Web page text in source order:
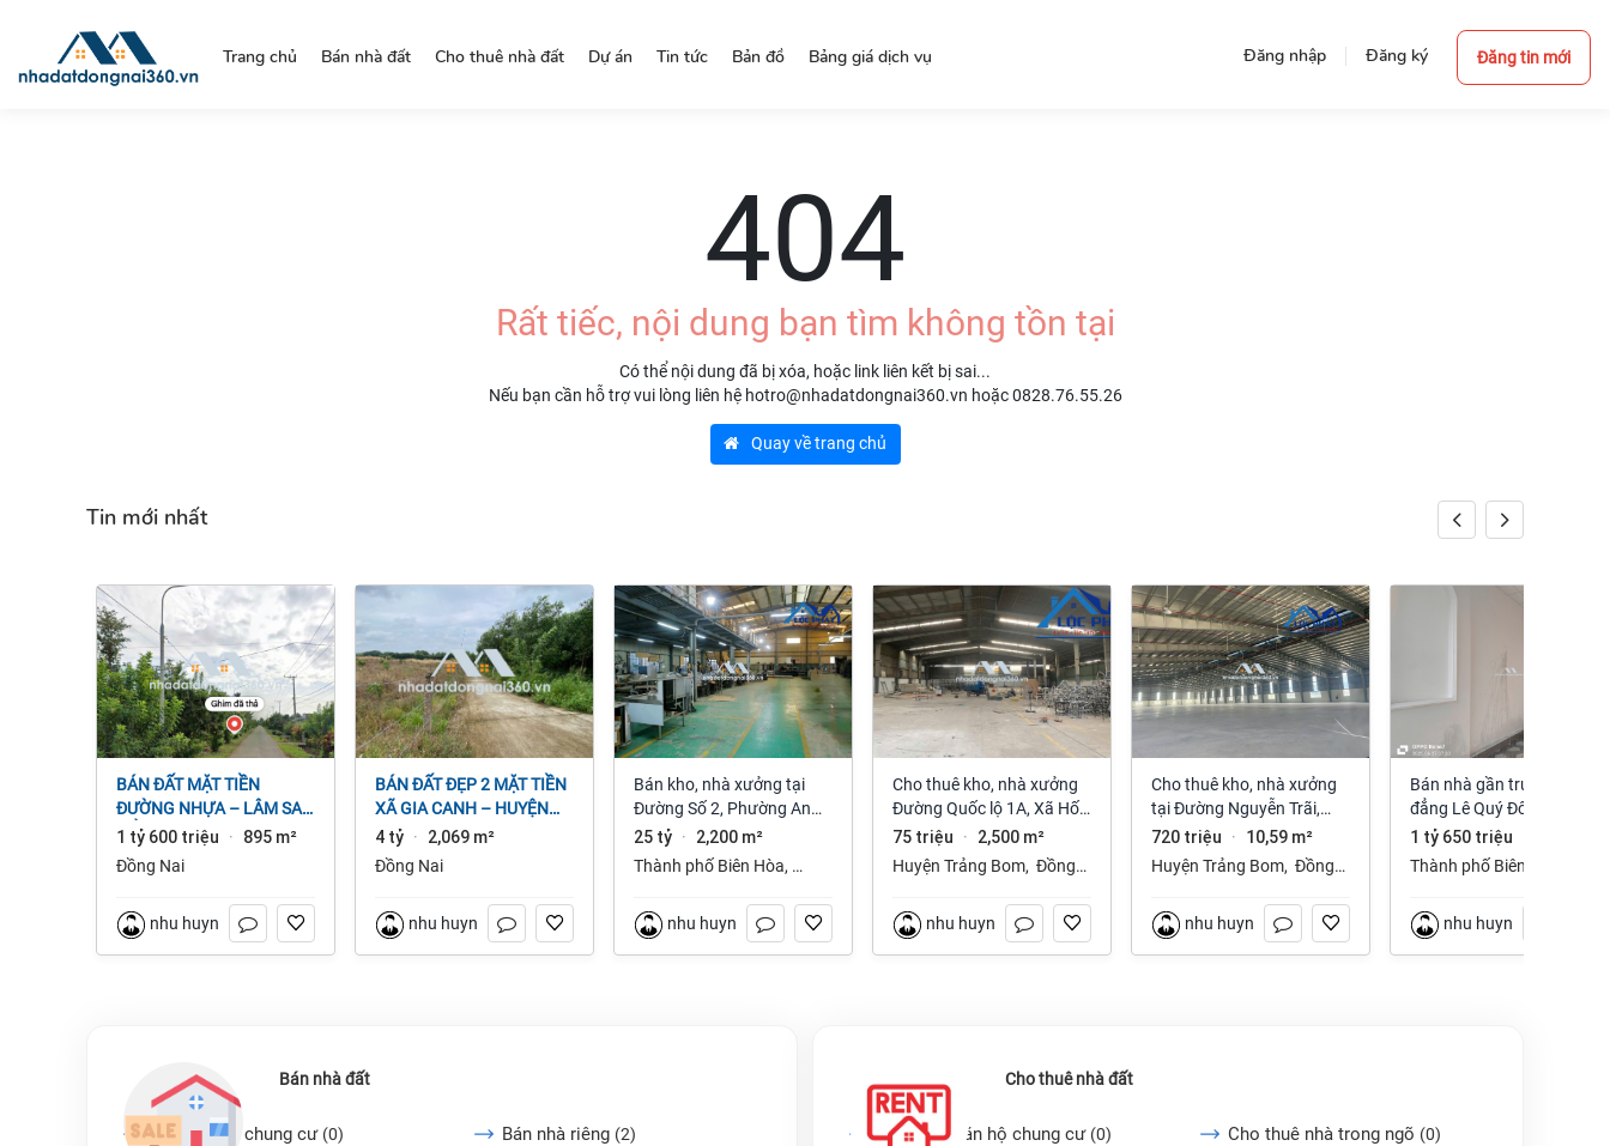
Đăng nhập Đăng ký Đăng tin mới
Trang chủ Bán nhà đất Cho thuê nhà đất Dự án Tin tức Bản đồ Bảng giá dịch vụ
404
Rất tiếc, nội dung bạn tìm không tồn tại
Có thể nội dung đã bị xóa, hoặc link liên kết bị sai...
Nếu bạn cần hỗ trợ vui lòng liên hệ hotro@nhadatdongnai360.vn hoặc 0828.76.55.26
Quay về trang chủ
Tin mới nhất
BÁN ĐẤT MẶT TIỀN
ĐƯỜNG NHỰA – LÂM SAN
CẨM MỸ, ĐỒNG NAI.
1 tỷ 600 triệu · 895 m²
Đồng Nai
nhu huynh
BÁN ĐẤT ĐẸP 2 MẶT TIỀN
XÃ GIA CANH – HUYỆN
ĐỊNH QUÁN – ĐỒNG NAI
dt 2.069m² 4 tỷ
4 tỷ · 2,069 m²
Đồng Nai
nhu huynh
Bán kho, nhà xưởng tại
Đường Số 2, Phường An
Bình, Thành phố Biên Hòa,
Đồng Nai giá 25 tỷ
25 tỷ · 2,200 m²
Thành phố Biên Hòa,
nhu huynh
Cho thuê kho, nhà xưởng
Đường Quốc lộ 1A, Xã Hố
Nai 3, Trảng Bom, Đồng
Nai giá 75 Triệu
75 triệu · 2,500 m²
Huyện Trảng Bom, Đồng
nhu huynh
Cho thuê kho, nhà xưởng
tại Đường Nguyễn Trãi,
Trảng Bom, Trảng Bom,
Đồng Nai giá 720 Triệu
720 triệu · 10,59 m²
Huyện Trảng Bom, Đồng
nhu huynh
Bán nhà gần trường cao
đẳng Lê Quý Đôn phường
Long Hưng Đồng Nai
1 tỷ 650 triệu
Thành phố Biên Hòa
nhu huynh
Bán nhà đất
Bán căn hộ chung cư (0) Bán nhà riêng (2)
Cho thuê nhà đất
Cho thuê căn hộ chung cư (0) Cho thuê nhà trong ngõ (0)